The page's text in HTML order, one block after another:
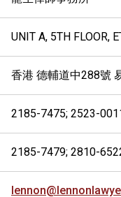
UNIT A, 5TH FLOOR,
香港 德輔道中288號
2185-7475; 2523-
2185-7479; 2810-